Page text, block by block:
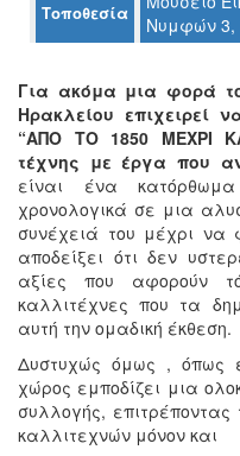
ΤΟΠΟΣ
ΔΗΜΟΣ
ΠΟΛΙΤΙΣΜΟΣ
ΑΝΘΕΚΤΙΚΗ
ΠΟΛΗ
Τοποθεσία
Νυμφών 3,
Για ακόμα μια φορά
Ηρακλείου επιχειρεί
“ΑΠΟ ΤΟ 1850 ΜΕΧΡΙ
τέχνης με έργα που
είναι ένα
χρονολογικά σε μια
συνέχειά του μέχρι να
αποδείξει ότι δεν
αξίες που αφορούν
καλλιτέχνες που τα
αυτή την ομαδική έκθεση.
Δυστυχώς όμως , όπως
χώρος εμποδίζει μια
συλλογής,
καλλιτεχνών μόνον και